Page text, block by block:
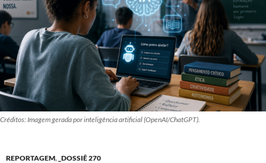
Créditos: Imagem gerada por inteligência artificial (OpenAI/ChatGPT).
REPORTAGEM, _DOSSIÊ 270